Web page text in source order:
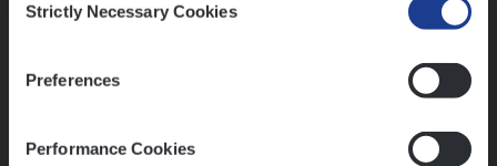
Selection
Strictly Necessary Cookies
Preferences
Performance Cookies